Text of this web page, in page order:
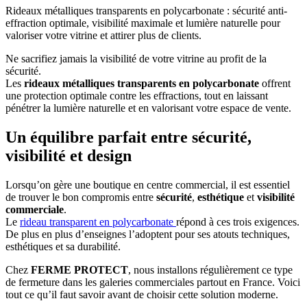
Rideaux métalliques transparents en polycarbonate : sécurité anti-
effraction optimale, visibilité maximale et lumière naturelle pour
valoriser votre vitrine et attirer plus de clients.
Ne sacrifiez jamais la visibilité de votre vitrine au profit de la
sécurité.
Les rideaux métalliques transparents en polycarbonate offrent
une protection optimale contre les effractions, tout en laissant
pénétrer la lumière naturelle et en valorisant votre espace de vente.
Un équilibre parfait entre sécurité,
visibilité et design
Lorsqu’on gère une boutique en centre commercial, il est essentiel
de trouver le bon compromis entre sécurité, esthétique et visibilité
commerciale.
Le rideau transparent en polycarbonate répond à ces trois exigences.
De plus en plus d’enseignes l’adoptent pour ses atouts techniques,
esthétiques et sa durabilité.
Chez FERME PROTECT, nous installons régulièrement ce type
de fermeture dans les galeries commerciales partout en France. Voici
tout ce qu’il faut savoir avant de choisir cette solution moderne.